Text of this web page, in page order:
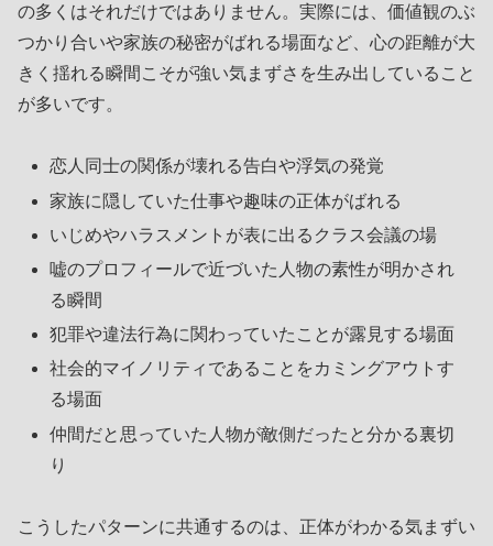
の多くはそれだけではありません。実際には、価値観のぶ
つかり合いや家族の秘密がばれる場面など、心の距離が大
きく揺れる瞬間こそが強い気まずさを生み出していること
が多いです。
恋人同士の関係が壊れる告白や浮気の発覚
家族に隠していた仕事や趣味の正体がばれる
いじめやハラスメントが表に出るクラス会議の場
嘘のプロフィールで近づいた人物の素性が明かされ
る瞬間
犯罪や違法行為に関わっていたことが露見する場面
社会的マイノリティであることをカミングアウトす
る場面
仲間だと思っていた人物が敵側だったと分かる裏切
り
こうしたパターンに共通するのは、正体がわかる気まずい